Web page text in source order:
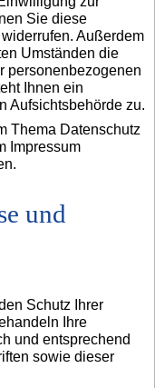
Sie diese
Außerdem
Umständen die
personenbezogenen
Ihnen ein
Aufsichtsbehörde zu.
Thema Datenschutz
Impressum
und
Schutz Ihrer
Ihre
und entsprechend
sowie dieser